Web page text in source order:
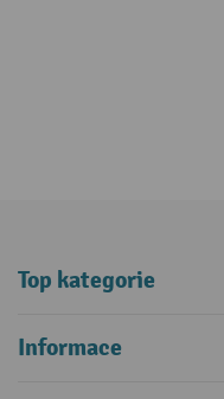
Top kategorie
Informace